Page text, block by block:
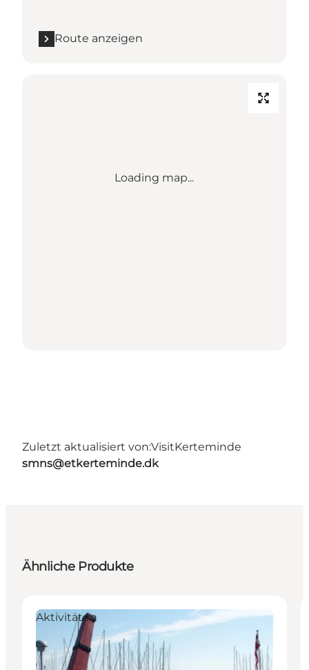
Route anzeigen
Loading map...
Zuletzt aktualisiert von:VisitKerteminde
smns@etkerteminde.dk
Ähnliche Produkte
Aktivitäten